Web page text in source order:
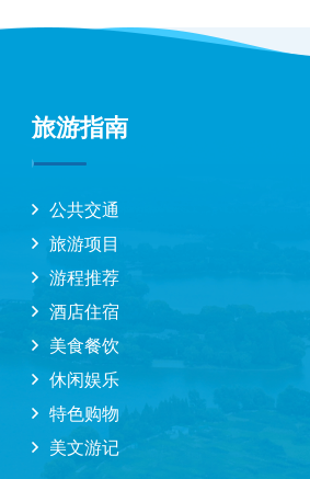
旅游指南
公共交通
旅游项目
游程推荐
酒店住宿
美食餐饮
休闲娱乐
特色购物
美文游记